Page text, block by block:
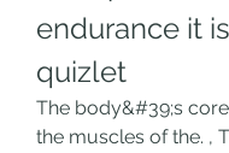
endurance it
quizlet
The body&#39;s
the muscles of the. ,